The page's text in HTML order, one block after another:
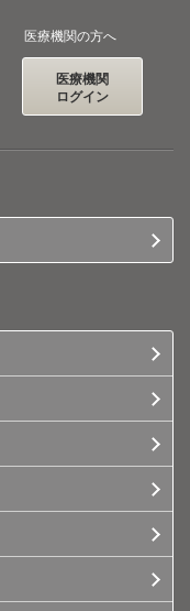
医療機関の方へ
医療機関
ログイン